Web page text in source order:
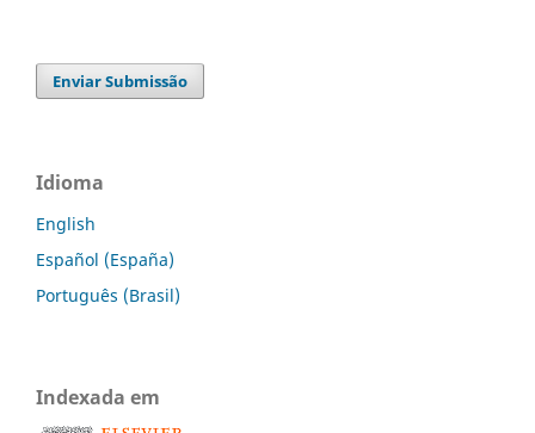
Enviar Submissão
Idioma
English
Español (España)
Português (Brasil)
Indexada em